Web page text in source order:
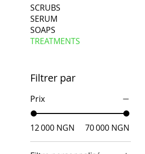
SCRUBS
SERUM
SOAPS
TREATMENTS
Filtrer par
Prix
12 000 NGN 70 000 NGN